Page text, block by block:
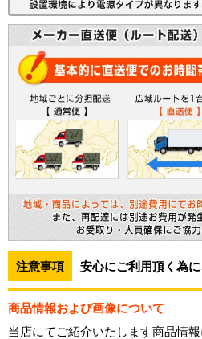
注意事項 安心にご利用頂く為
商品情報および画像について
当店にてご紹介いたします商品情